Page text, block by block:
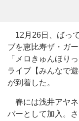
12月26日、ばっ
ブを恵比寿ザ・ガ
「メロきゅんほり
ライブ【みんなで
が到着した。
春には浅井アヤネ
バーとして加入。